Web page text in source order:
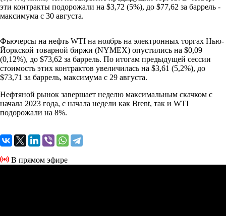
эти контракты подорожали на $3,72 (5%), до $77,62 за баррель -
максимума с 30 августа.
Фьючерсы на нефть WTI на ноябрь на электронных торгах Нью-
Йоркской товарной биржи (NYMEX) опустились на $0,09
(0,12%), до $73,62 за баррель. По итогам предыдущей сессии
стоимость этих контрактов увеличилась на $3,61 (5,2%), до
$73,71 за баррель, максимума с 29 августа.
Нефтяной рынок завершает неделю максимальным скачком с
начала 2023 года, с начала недели как Brent, так и WTI
подорожали на 8%.
В прямом эфире